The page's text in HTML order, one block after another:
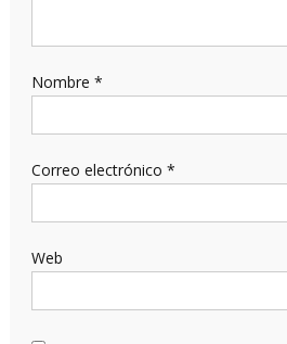
Nombre *
Correo electrónico *
Web